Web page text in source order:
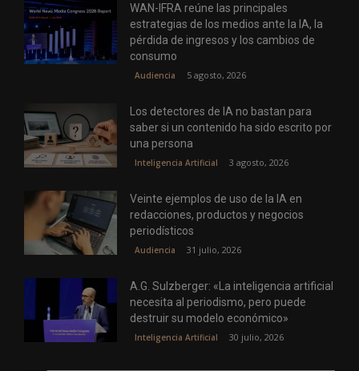
WAN-IFRA reúne las principales
estrategias de los medios ante la IA, la
pérdida de ingresos y los cambios de
consumo
Audiencia 5 agosto, 2026
Los detectores de IA no bastan para
saber si un contenido ha sido escrito por
una persona
Inteligencia Artificial 3 agosto, 2026
Veinte ejemplos de uso de la IA en
redacciones, productos y negocios
periodísticos
Audiencia 31 julio, 2026
A.G. Sulzberger: «La inteligencia artificial
necesita al periodismo, pero puede
destruir su modelo económico»
Inteligencia Artificial 30 julio, 2026